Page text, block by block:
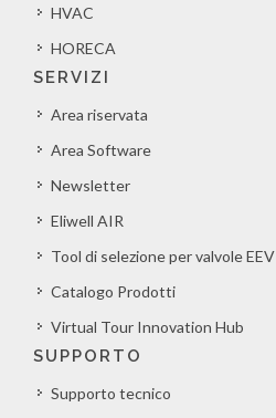
HVAC
HORECA
SERVIZI
Area riservata
Area Software
Newsletter
Eliwell AIR
Tool di selezione per valvole EEV
Catalogo Prodotti
Virtual Tour Innovation Hub
SUPPORTO
Supporto tecnico